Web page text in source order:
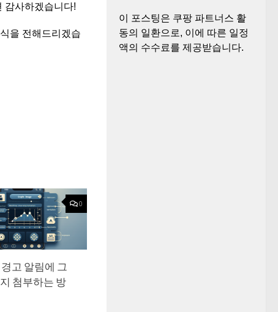
감사하겠습니다!
을 전해드리겠습
0
고 알림에 그
첨부하는 방
이 포스팅은 쿠팡 파트너스 활
동의 일환으로, 이에 따른 일정
액의 수수료를 제공받습니다.